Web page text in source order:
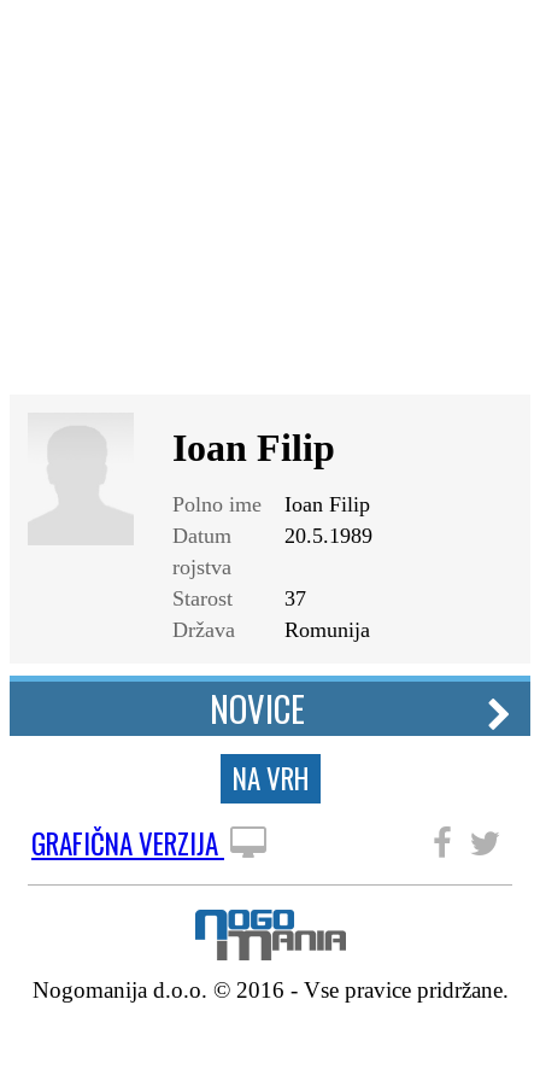
Ioan Filip
Polno ime
Ioan Filip
Datum
rojstva
20.5.1989
Starost
37
Država
Romunija
NOVICE
NA VRH
GRAFIČNA VERZIJA
Nogomanija d.o.o. © 2016 - Vse pravice pridržane.